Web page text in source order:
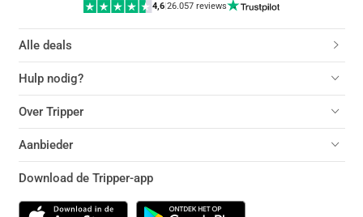
4,6 |26.057 reviews
Alle deals
Hulp nodig?
Over Tripper
Aanbieder
Download de Tripper-app